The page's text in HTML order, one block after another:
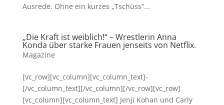
Ausrede. Ohne ein kurzes „Tschüss“...
„Die Kraft ist weiblich!“ – Wrestlerin Anna
Konda über starke Frauen jenseits von Netflix.
Magazine
[vc_row][vc_column][vc_column_text]-
[/vc_column_text][/vc_column][/vc_row][vc_row]
[vc_column][vc_column_text] Jenji Kohan und Carly